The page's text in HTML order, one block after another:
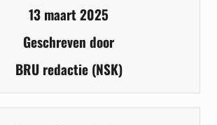
13 maart 2025
Geschreven door
BRU redactie (NSK)